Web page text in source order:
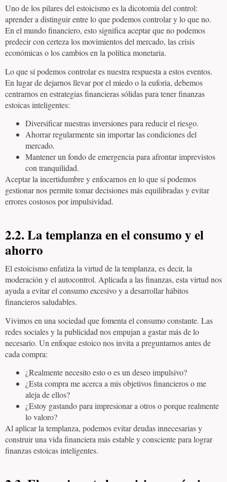
Uno de los pilares del estoicismo es la dicotomía del control:
aprender a distinguir entre lo que podemos controlar y lo que no.
En el mundo financiero, esto significa aceptar que no podemos
predecir con certeza los movimientos del mercado, las crisis
económicas o los cambios en la política monetaria.
Lo que sí podemos controlar es nuestra respuesta a estos eventos.
En lugar de dejarnos llevar por el miedo o la euforia, debemos
centrarnos en estrategias financieras sólidas para tener finanzas
estoicas inteligentes:
Diversificar nuestras inversiones para reducir el riesgo.
Ahorrar regularmente sin importar las condiciones del
mercado.
Mantener un fondo de emergencia para afrontar imprevistos
con tranquilidad.
Aceptar la incertidumbre y enfocarnos en lo que sí podemos
gestionar nos permite tomar decisiones más equilibradas y evitar
errores costosos por impulsividad.
2.2. La templanza en el consumo y el
ahorro
El estoicismo enfatiza la virtud de la templanza, es decir, la
moderación y el autocontrol. Aplicada a las finanzas, esta virtud nos
ayuda a evitar el consumo excesivo y a desarrollar hábitos
financieros saludables.
Vivimos en una sociedad que fomenta el consumo constante. Las
redes sociales y la publicidad nos empujan a gastar más de lo
necesario. Un enfoque estoico nos invita a preguntarnos antes de
cada compra:
¿Realmente necesito esto o es un deseo impulsivo?
¿Esta compra me acerca a mis objetivos financieros o me
aleja de ellos?
¿Estoy gastando para impresionar a otros o porque realmente
lo valoro?
Al aplicar la templanza, podemos evitar deudas innecesarias y
construir una vida financiera más estable y consciente para lograr
finanzas estoicas inteligentes.